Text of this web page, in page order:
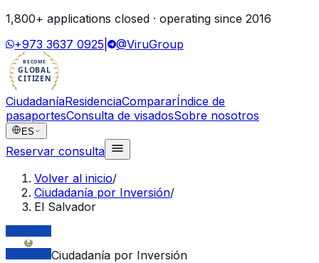
1,800+ applications closed · operating since 2016
+973 3637 0925
@ViruGroup
BECOME
GLOBAL
CITIZEN
CiudadaníaResidenciaCompararÍndice de
pasaportesConsulta de visadosSobre nosotros
ES
Reservar consulta
Volver al inicio/
Ciudadanía por Inversión/
El Salvador
Ciudadanía por Inversión